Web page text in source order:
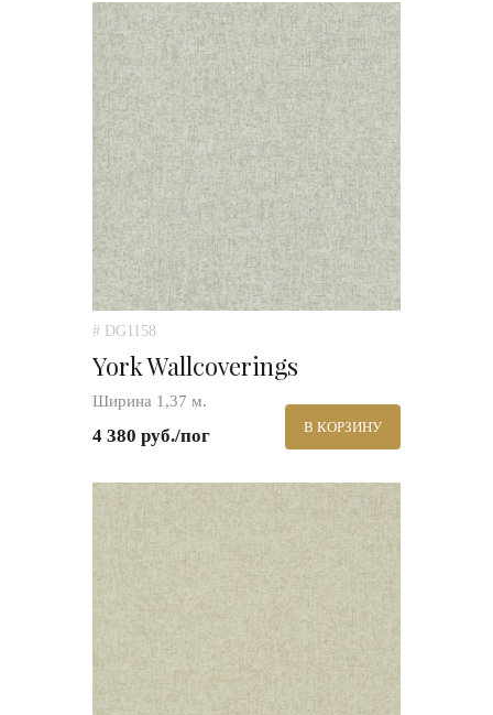
# DG1158
York Wallcoverings
Ширина 1,37 м.
4 380 руб./пог В КОРЗИНУ